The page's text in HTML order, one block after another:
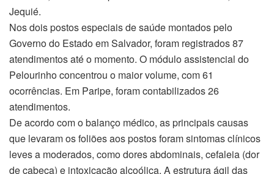
Jequié.
Nos dois postos especiais de saúde montados pelo
Governo do Estado em Salvador, foram registrados 87
atendimentos até o momento. O módulo assistencial do
Pelourinho concentrou o maior volume, com 61
ocorrências. Em Paripe, foram contabilizados 26
atendimentos.
De acordo com o balanço médico, as principais causas
que levaram os foliões aos postos foram sintomas clínicos
leves a moderados, como dores abdominais, cefaleia (dor
de cabeça) e intoxicação alcoólica. A estrutura ágil das